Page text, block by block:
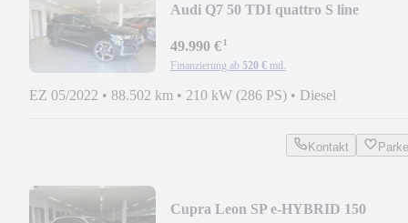
Audi Q7 50 TDI quattro S line
49.990 €¹
Finanzierung ab 520 € mtl.
EZ 05/2022 • 88.502 km • 210 kW (286 PS) • Diesel
Kontakt
Cupra Leon SP e-HYBRID 150